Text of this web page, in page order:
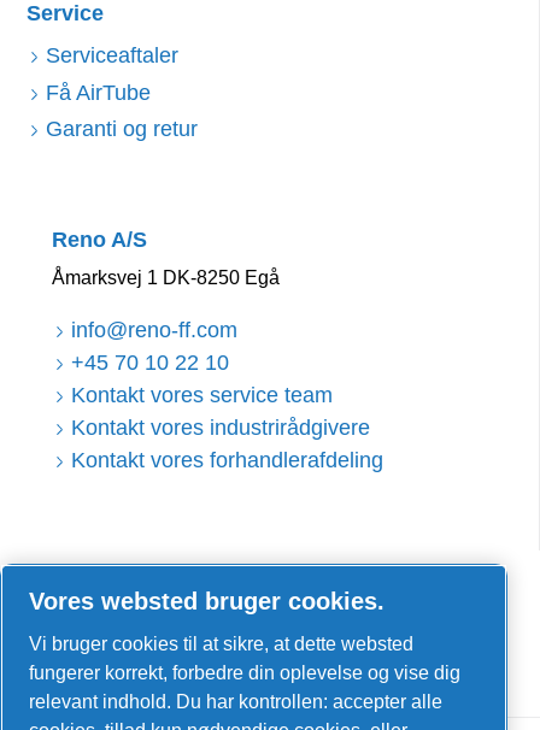
Service
Serviceaftaler
Få AirTube
Garanti og retur
Reno A/S
Åmarksvej 1 DK-8250 Egå
info@reno-ff.com
+45 70 10 22 10
Kontakt vores service team
Kontakt vores industrirådgivere
Kontakt vores forhandlerafdeling
LinkedIn
Facebook
YouTube
Vores websted bruger cookies.
Vi bruger cookies til at sikre, at dette websted
fungerer korrekt, forbedre din oplevelse og vise dig
relevant indhold. Du har kontrollen: accepter alle